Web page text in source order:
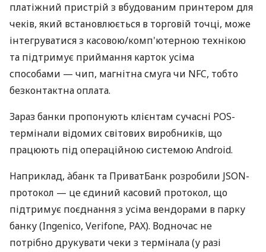
платіжний пристрій з вбудованим принтером для
чеків, який встановлюється в торговій точці, може
інтегруватися з касовою/комп'ютерною технікою
та підтримує приймання карток усіма
способами — чип, магнітна смуга чи NFC, тобто
безконтактна оплата.
Зараз банки пропонують клієнтам сучасні POS-
термінали відомих світових виробників, що
працюють під операційною системою Android.
Наприклад, àбанк та ПриватБанк розробили JSON-
протокол — це єдиний касовий протокол, що
підтримує поєднання з усіма вендорами в парку
банку (Ingenico, Verifone, PAX). Водночас не
потрібно друкувати чеки з термінала (у разі